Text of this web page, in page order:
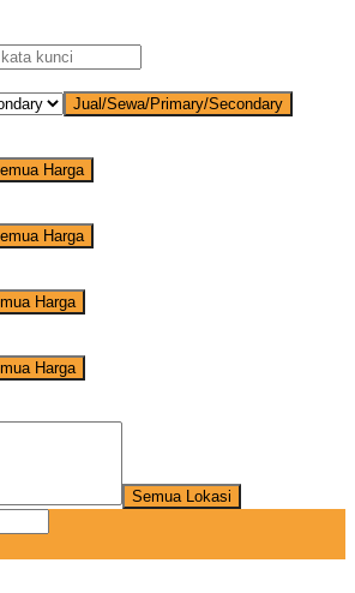
Jual/Sewa/Primary/Secondary
Harga
Harga
Harga
Harga
Semua Lokasi